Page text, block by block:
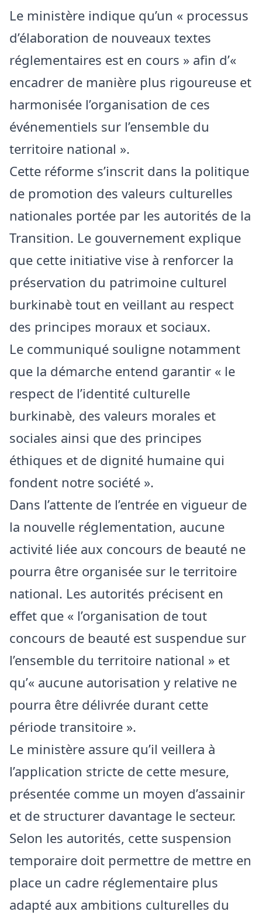
Le ministère indique qu’un « processus
d’élaboration de nouveaux textes
réglementaires est en cours » afin d’«
encadrer de manière plus rigoureuse et
harmonisée l’organisation de ces
événementiels sur l’ensemble du
territoire national ».
Cette réforme s’inscrit dans la politique
de promotion des valeurs culturelles
nationales portée par les autorités de la
Transition. Le gouvernement explique
que cette initiative vise à renforcer la
préservation du patrimoine culturel
burkinabè tout en veillant au respect
des principes moraux et sociaux.
Le communiqué souligne notamment
que la démarche entend garantir « le
respect de l’identité culturelle
burkinabè, des valeurs morales et
sociales ainsi que des principes
éthiques et de dignité humaine qui
fondent notre société ».
Dans l’attente de l’entrée en vigueur de
la nouvelle réglementation, aucune
activité liée aux concours de beauté ne
pourra être organisée sur le territoire
national. Les autorités précisent en
effet que « l’organisation de tout
concours de beauté est suspendue sur
l’ensemble du territoire national » et
qu’« aucune autorisation y relative ne
pourra être délivrée durant cette
période transitoire ».
Le ministère assure qu’il veillera à
l’application stricte de cette mesure,
présentée comme un moyen d’assainir
et de structurer davantage le secteur.
Selon les autorités, cette suspension
temporaire doit permettre de mettre en
place un cadre réglementaire plus
adapté aux ambitions culturelles du